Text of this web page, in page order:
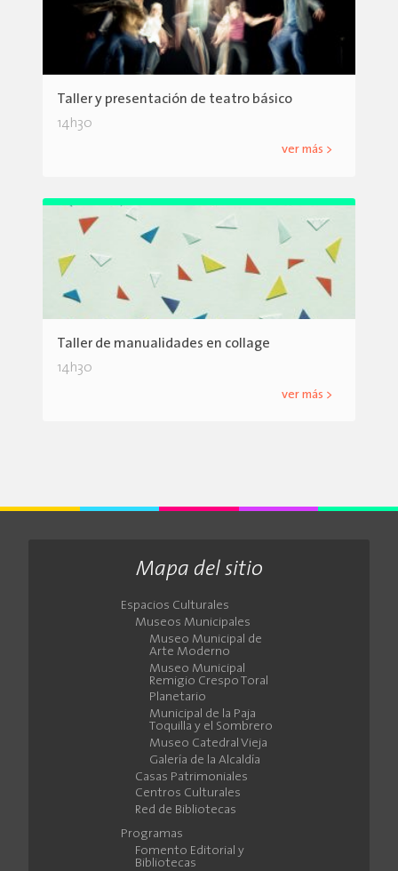
Taller y presentación de teatro básico
14h30
ver más >
Taller de manualidades en collage
14h30
ver más >
Mapa del sitio
Espacios Culturales
Museos Municipales
Museo Municipal de
Arte Moderno
Museo Municipal
Remigio Crespo Toral
Planetario
Municipal de la Paja
Toquilla y el Sombrero
Museo Catedral Vieja
Galería de la Alcaldía
Casas Patrimoniales
Centros Culturales
Red de Bibliotecas
Programas
Fomento Editorial y
Bibliotecas